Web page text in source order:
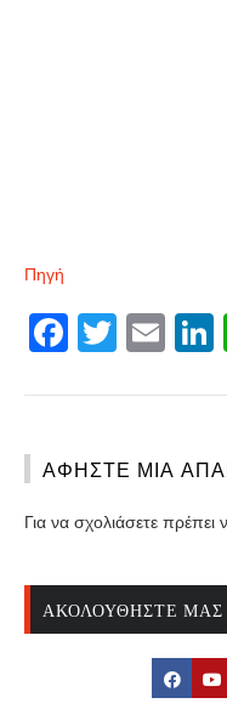
Πηγή
ΑΦΉΣΤΕ ΜΙΑ
Για να σχολιάσετε πρέπει
ΑΚΟΛΟΥΘΉΣΤΕ ΜΑΣ